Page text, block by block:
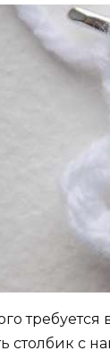
столбик с